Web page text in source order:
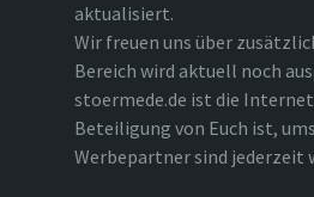
aktualisiert.
Wir freuen uns über
Bereich wird aktuell noch
stoermede.de ist die
Beteiligung von Euch ist,
Werbepartner sind jederzeit